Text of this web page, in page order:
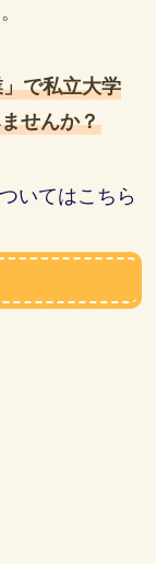
で私立大学
せんか？
いてはこちら